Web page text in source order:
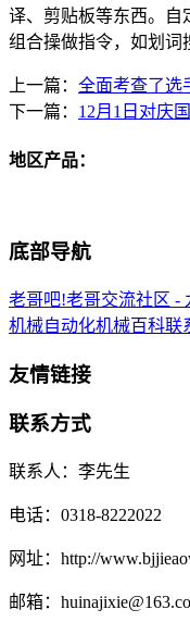
译、剪贴板等东西。自
组合操做指令，如划词
上一篇： 全面考查了选
下一篇： 12月1日对庆
地区产品：
底部导航
老哥吧!老哥交流社区 -
机械自动化机械百科联
友情链接
联系方式
联系人：李先生
电话：0318-8222022
网址：http://
邮箱：